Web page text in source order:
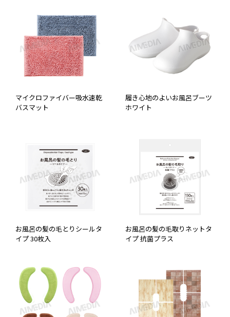
マイクロファイバー吸水速乾
バスマット
履き心地のよいお風呂ブーツ
ホワイト
お風呂の髪の毛とりシールタ
イプ 30枚入
お風呂の髪の毛取りネットタ
イプ 抗菌プラス